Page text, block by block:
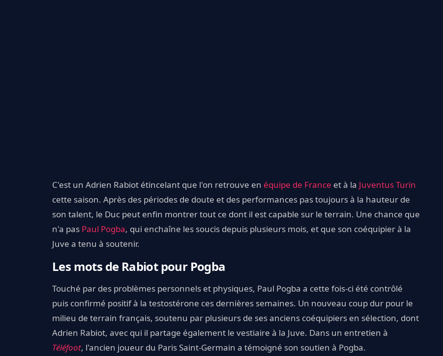
C'est un Adrien Rabiot étincelant que l'on retrouve en équipe de France et à la Juventus Turin
cette saison. Après des périodes de doute et des performances pas toujours à la hauteur de
son talent, le Duc peut enfin montrer tout ce dont il est capable sur le terrain. Une chance que
n'a pas Paul Pogba, qui enchaîne les soucis depuis plusieurs mois, et que son coéquipier à la
Juve a tenu à soutenir.
Les mots de Rabiot pour Pogba
Touché par des problèmes personnels et physiques, Paul Pogba a cette fois-ci été contrôlé
puis confirmé positif à la testostérone ces dernières semaines. Un nouveau coup dur pour le
milieu de terrain français, soutenu par plusieurs de ses anciens coéquipiers en sélection, dont
Adrien Rabiot, avec qui il partage également le vestiaire à la Juve. Dans un entretien à
Téléfoot, l'ancien joueur du Paris Saint-Germain a témoigné son soutien à Pogba.